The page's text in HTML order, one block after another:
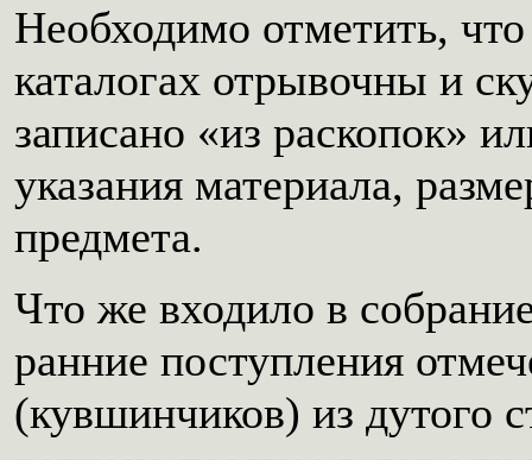
Необходимо отметить,
каталогах отрывочны и
записано «из раскопок»
указания материала,
предмета.
Что же входило в
ранние поступления
(кувшинчиков) из дутого